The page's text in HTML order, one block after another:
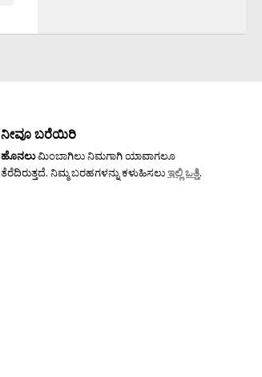
ನೀವೂ ಬರೆಯಿರಿ
ಹೊನಲುಮಿಂಬಾಗಿಲು ನಿಮಗಾಗಿ ಯಾವಾಗಲೂ
ತೆರೆದಿರುತ್ತದೆ. ನಿಮ್ಮ ಬರಹಗಳನ್ನು ಕಳುಹಿಸಲುಇಲ್ಲಿ ಒತ್ತಿ.